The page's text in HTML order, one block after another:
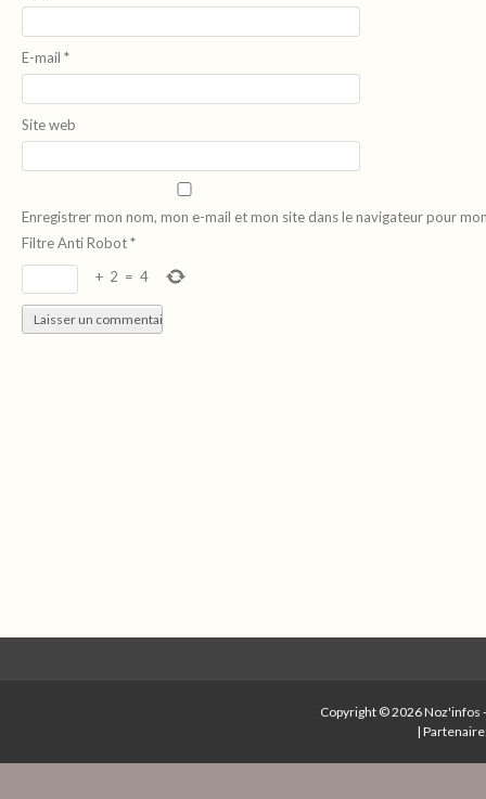
E-mail *
Site web
Enregistrer mon nom, mon e-mail et mon site dans le navigateur pour
Filtre Anti Robot*
+ 2 = 4
Copyright © 2026Noz'infos
|